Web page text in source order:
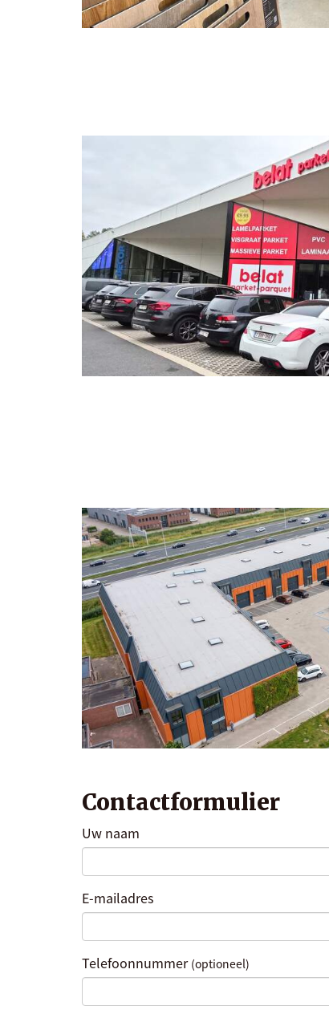
Contactformulier
Uw naam
E-mailadres
Telefoonnummer (optioneel)